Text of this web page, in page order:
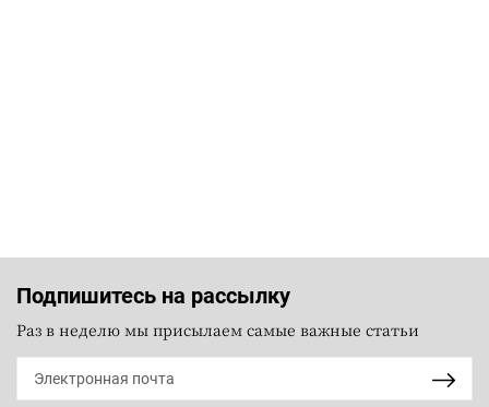
Подпишитесь на рассылку
Раз в неделю мы присылаем самые важные статьи